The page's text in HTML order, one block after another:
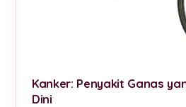
Kanker: Penyakit Ganas
Dini